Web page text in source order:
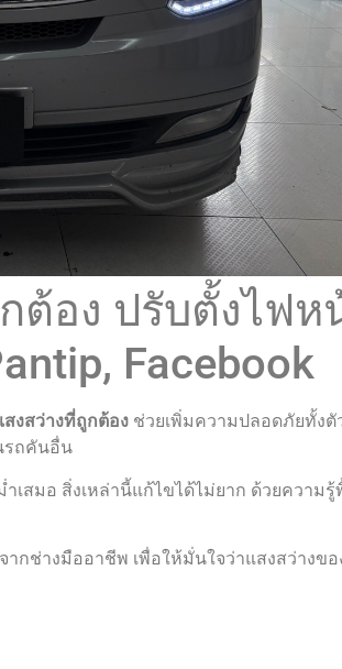
ต้อง ปรับตั้งไฟห
Facebook
สงสว่างที่ถูกต้อง ช่วยเพิ่มความปลอดภัยทั้ง
รถคันอื่น
เสมอ สิ่งเหล่านี้แก้ไขได้ไม่ยาก ด้วยความ
กช่างมืออาชีพ เพื่อให้มั่นใจว่าแสงสว่างข